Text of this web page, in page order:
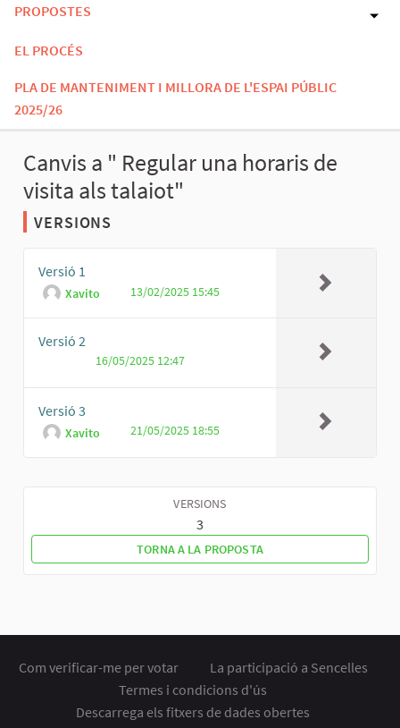
PROPOSTES
EL PROCÉS
PLA DE MANTENIMENT I MILLORA DE L'ESPAI PÚBLIC
2025/26
Canvis a " Regular una horaris de
visita als talaiot"
VERSIONS
Versió 1
Xavito 13/02/2025 15:45
Versió 2
16/05/2025 12:47
Versió 3
Xavito 21/05/2025 18:55
VERSIONS
3
TORNA A LA PROPOSTA
Com verificar-me per votar
La participació a Sencelles
Termes i condicions d'ús
Descarrega els fitxers de dades obertes